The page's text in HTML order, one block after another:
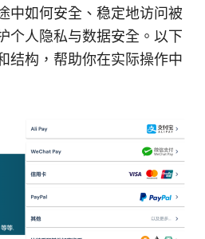
中如何安全、稳定地访问被
个人隐私与数据安全。以下
结构，帮助你在实际操作中